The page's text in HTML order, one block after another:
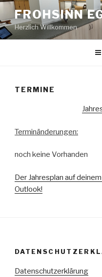
Zum
Inhalt
springen
FROHSINN
Herzlich Willkommen
TERMINE
Terminänderungen:
noch keine Vorhanden
Der Jahresplan auf
Outlook!
Datenschutzerklärung